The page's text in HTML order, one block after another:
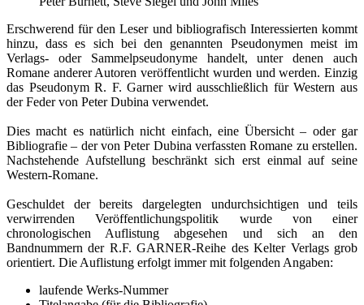
Erschwerend für den Leser und bibliografisch Interessierten kommt
hinzu, dass es sich bei den genannten Pseudonymen meist im
Verlags- oder Sammelpseudonyme handelt, unter denen auch
Romane anderer Autoren veröffentlicht wurden und werden. Einzig
das Pseudonym R. F. Garner wird ausschließlich für Western aus
der Feder von Peter Dubina verwendet.
Dies macht es natürlich nicht einfach, eine Übersicht – oder gar
Bibliografie – der von Peter Dubina verfassten Romane zu erstellen.
Nachstehende Aufstellung beschränkt sich erst einmal auf seine
Western-Romane.
Geschuldet der bereits dargelegten undurchsichtigen und teils
verwirrenden Veröffentlichungspolitik wurde von einer
chronologischen Auflistung abgesehen und sich an den
Bandnummern der R.F. GARNER-Reihe des Kelter Verlags grob
orientiert. Die Auflistung erfolgt immer mit folgenden Angaben:
laufende Werks-Nummer